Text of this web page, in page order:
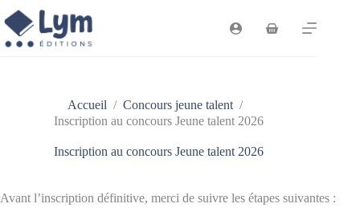
au
contenu
Panier
Accueil / Concours jeune talent /
Inscription au concours Jeune talent 2026
Inscription au concours Jeune talent 2026
Avant l’inscription définitive, merci de suivre les étapes suivantes :